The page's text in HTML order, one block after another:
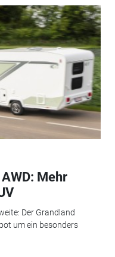
Mehr
Der Grandland
um ein besonders